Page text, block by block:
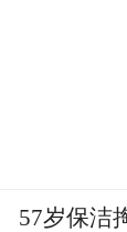
57岁保洁